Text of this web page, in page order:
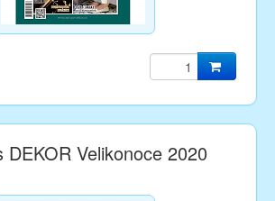
DEKOR Velikonoce 2020